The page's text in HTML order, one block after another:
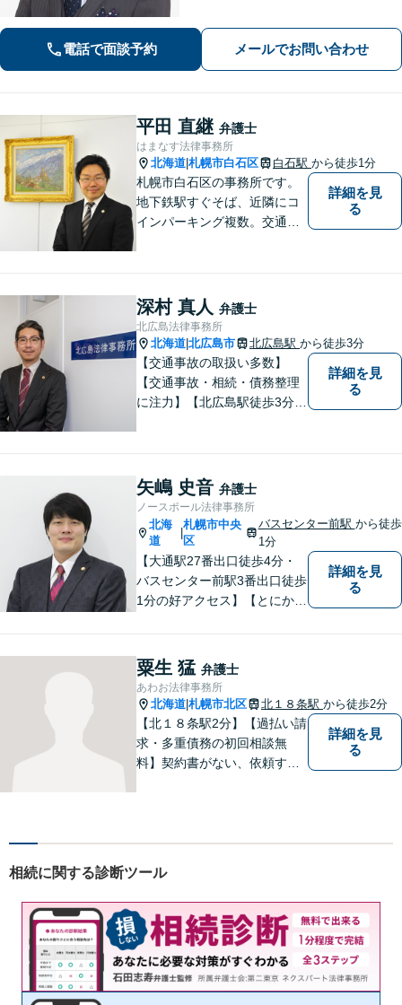
せください。自己破産・個人再生・任
意整理／法人破産いずれも対応
電話で面談予約 メールでお問い合わせ
平田 直継 弁護士
はまなす法律事務所
北海道 札幌市白石区 白石駅 から徒歩1分
札幌市白石区の事務所です。
地下鉄駅すぐそば、近隣にコ
インパーキング複数。交通の
もアクセス良好。相続、交通
事故、離婚、債務整理など幅
広く対応する４０代の経験豊
富な弁護士です。
詳細を見
る
深村 真人 弁護士
北広島法律事務所
北海道 北広島市 北広島駅 から徒歩3分
【交通事故の取扱い多数】
【交通事故・相続・債務整理
に注力】【北広島駅徒歩3分】
続、交通事故、労働、企業法
務など、多岐に渡る分野に精
通しています。どうぞお気軽
にご連絡ください。
詳細を見
る
矢嶋 史音 弁護士
ノースポール法律事務所
北海
道
札幌市中央
区
バスセンター前駅 から徒歩
1分
【大通駅27番出口徒歩4分・
バスセンター前駅3番出口徒歩
1分の好アクセス】【とにかく
り】【相談だけでお悩みを解
決することもよくあります】
法律だけにとらわれず、依頼
者にとってベストな解決方法
を一緒に考えていきます。
詳細を見
る
粟生 猛 弁護士
あわお法律事務所
北海道 札幌市北区 北１８条駅 から徒歩2分
【北１８条駅2分】【過払い請
求・多重債務の初回相談無
料】契約書がない、依頼する
確認するのではすでに手遅れ
場のスタッフ様も法律知識が
仕事を守ります。
詳細を見
る
相続に関する診断ツール